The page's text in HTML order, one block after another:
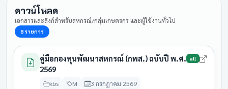
หว้า
สหกรณ์การเกษตรเพื่อการ
ตลาดลูกค้า ธ.ก.ส.ชัยภูมิ
2569
สหกรณ์การเกษตรเมือง
ชัยภูมิ
ดาวน์โหลด
เอกสารและลิงก์สำหรับสหกรณ์/กลุ่มเกษตรกร และผู้ใช้งานทั่วไป
8 รายการ
คู่มือกองทุนพัฒนาสหกรณ์ (กพส.) ฉบับปี พ.ศ.
2569
kbs M 3 กรกฎาคม 2569
all